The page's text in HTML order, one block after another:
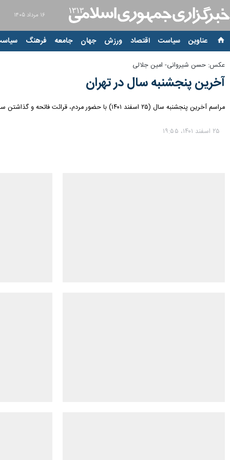
۱۶ مرداد ۱۴۰۵
عناوین‌ سیاست اقتصاد ورزش جهان جامعه فرهنگ
عکس: حسن شیروانی- امین جلالی
آخرین پنجشنبه سال در تهران
مراسم آخرین پنجشنبه سال (۲۵ اسفند ۱۴۰۱) با حضور مردم، قرائت فاتحه و گذاشتن سبزه نوروز و نثار گل و پخش نذری بر سر قبور رفتگان عزیزشان در بهشت زهرا(س) وامامزاده علی اکبر چیذر برگزار شد.
۲۵ اسفند ۱۴۰۱، ۱۹:۵۵